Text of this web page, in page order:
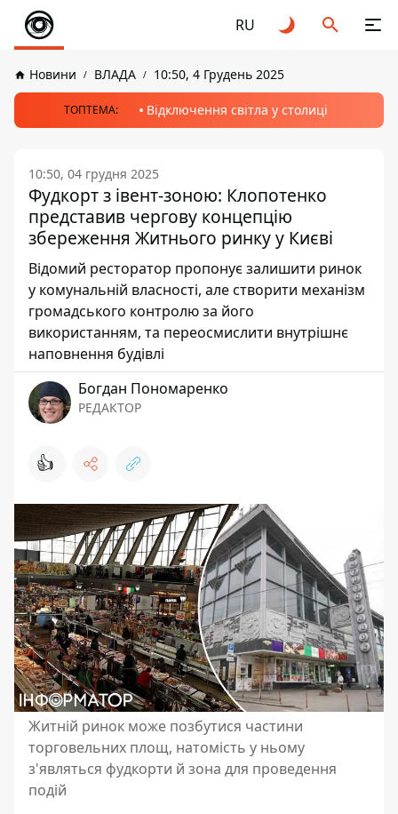
RU
Новини ВЛАДА 10:50, 4 Грудень 2025
ТОПТЕМА: Відключення світла у столиці
10:50, 04 грудня 2025
Фудкорт з івент-зоною: Клопотенко
представив чергову концепцію
збереження Житнього ринку у Києві
Відомий ресторатор пропонує залишити ринок
у комунальній власності, але створити механізм
громадського контролю за його
використанням, та переосмислити внутрішнє
наповнення будівлі
Богдан Пономаренко
РЕДАКТОР
👍
Житній ринок може позбутися частини
торговельних площ, натомість у ньому
з'являться фудкорти й зона для проведення
подій